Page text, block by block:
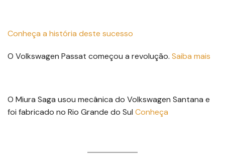
Conheça a história deste sucesso
O Volkswagen Passat começou a revolução. Saiba mais
O Miura Saga usou mecânica do Volkswagen Santana e
foi fabricado no Rio Grande do Sul Conheça